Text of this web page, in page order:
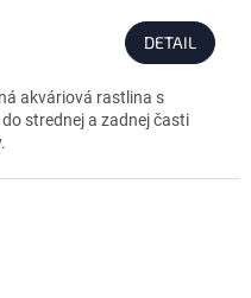
DETAIL
akváriová rastlina s
strednej a zadnej časti